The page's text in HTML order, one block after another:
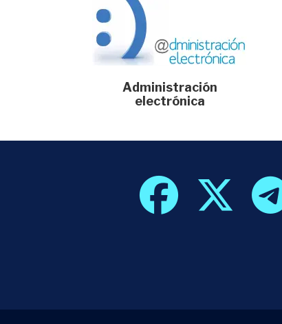
Administración
electrónica